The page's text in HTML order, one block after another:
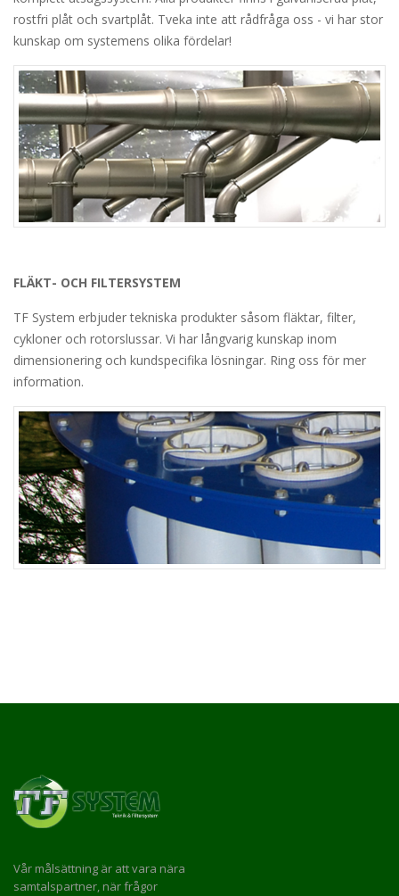
rostfri plåt och svartplåt. Tveka inte att rådfråga oss - vi har stor
kunskap om systemens olika fördelar!
FLÄKT- OCH FILTERSYSTEM
TF System erbjuder tekniska produkter såsom fläktar, filter,
cykloner och rotorslussar. Vi har långvarig kunskap inom
dimensionering och kundspecifika lösningar. Ring oss för mer
information.
Vår målsättning är att vara nära
samtalspartner, när frågor